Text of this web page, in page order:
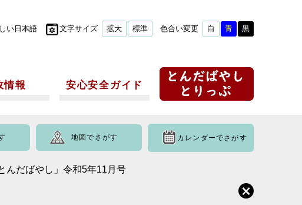
い日本語 文字サイズ 拡大 標準 色合い変更 白 青 黒
情報 安心安全ガイド
地図でさがす カレンダーでさがす
んだばやし」令和5年11月号